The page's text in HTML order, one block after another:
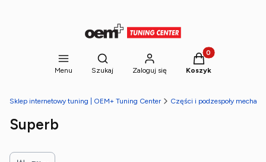
Menu
Otwórz wyszukiwarkę
Szukaj Zaloguj się
Produkty w
Koszyk
Sklep internetowy tuning | OEM+ Tuning Center Części i podzespoły
Superb